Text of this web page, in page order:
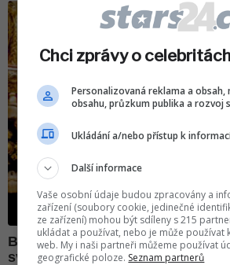
Chci zprávy o
Personalizovaná reklama a obsah,
obsahu, průzkum publika a rozvoj
Ukládání a/nebo přístup k
Další informace
Vaše osobní údaje budou zpracovány a
zařízení (soubory cookie, jedinečné
ze zařízení) mohou být sdíleny s 215
ukládat a používat, nebo je může používat
web. My i naši partneři můžeme používat
geografické poloze. Seznam partnerů